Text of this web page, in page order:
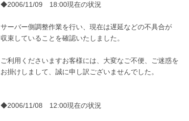
◆2006/11/09 18:00現在の状況
サーバー側調整作業を行い、現在は遅延などの不具合が
収束していることを確認いたしました。
ご利用くださいますお客様には、大変なご不便、ご迷惑を
お掛けしまして、誠に申し訳ございませんでした。
◆2006/11/08 12:00現在の状況